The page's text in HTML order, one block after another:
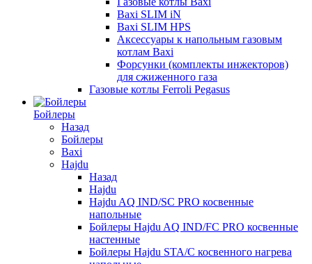
Baxi SLIM iN
Baxi SLIM HPS
Аксессуары к напольным газовым
котлам Baxi
Форсунки (комплекты инжекторов)
для сжиженного газа
Газовые котлы Ferroli Pegasus
Бойлеры
Назад
Бойлеры
Baxi
Hajdu
Назад
Hajdu
Hajdu AQ IND/SC PRO косвенные
напольные
Бойлеры Hajdu AQ IND/FC PRO косвенные
настенные
Бойлеры Hajdu STA/C косвенного нагрева